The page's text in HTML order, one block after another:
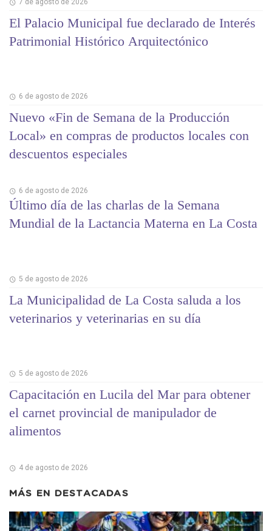
7 de agosto de 2026
El Palacio Municipal fue declarado de Interés
Patrimonial Histórico Arquitectónico
6 de agosto de 2026
Nuevo «Fin de Semana de la Producción
Local» en compras de productos locales con
descuentos especiales
6 de agosto de 2026
Último día de las charlas de la Semana
Mundial de la Lactancia Materna en La Costa
5 de agosto de 2026
La Municipalidad de La Costa saluda a los
veterinarios y veterinarias en su día
5 de agosto de 2026
Capacitación en Lucila del Mar para obtener
el carnet provincial de manipulador de
alimentos
4 de agosto de 2026
MÁS EN DESTACADAS